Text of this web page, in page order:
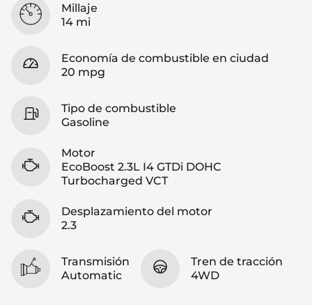
Millaje
14 mi
Economía de combustible en ciudad
20 mpg
Tipo de combustible
Gasoline
Motor
EcoBoost 2.3L I4 GTDi DOHC
Turbocharged VCT
Desplazamiento del motor
2.3
Transmisión
Automatic
Tren de tracción
4WD